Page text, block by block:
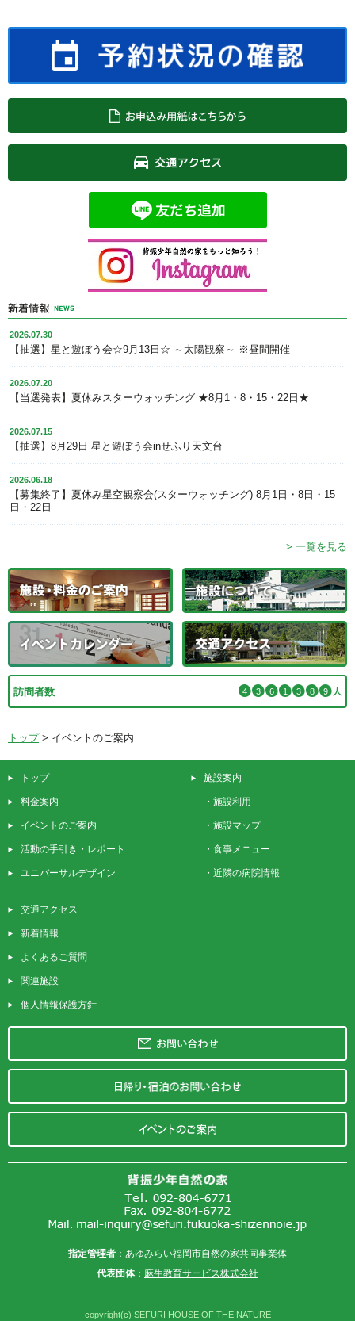
2026.07.30
【抽選】星と遊ぼう会☆9月13日☆ ～太陽観察～ ※昼間開催
2026.07.20
【当選発表】夏休みスターウォッチング ★8月1・8・15・22日★
2026.07.15
【抽選】8月29日 星と遊ぼう会inせふり天文台
2026.06.18
【募集終了】夏休み星空観察会(スターウォッチング) 8月1日・8日・15
日・22日
> 一覧を見る
訪問者数 4 3 6 1 3 8 9 人
トップ> イベントのご案内
トップ
料金案内
イベントのご案内
活動の手引き・レポート
ユニバーサルデザイン
施設案内
・施設利用
・施設マップ
・食事メニュー
・近隣の病院情報
交通アクセス
新着情報
よくあるご質問
関連施設
個人情報保護方針
指定管理者 ：あゆみらい福岡市自然の家共同事業体
代表団体： 麻生教育サービス株式会社
copyright(c) SEFURI HOUSE OF THE NATURE